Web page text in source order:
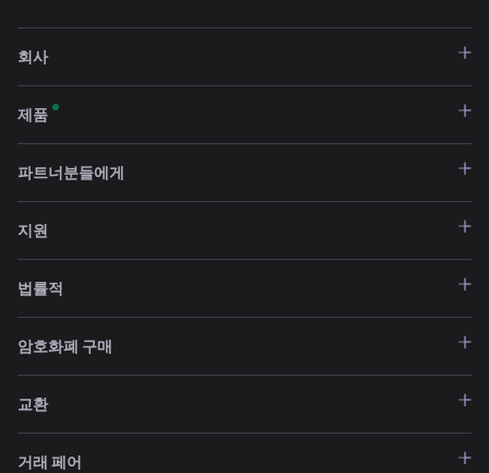
회사
제품
파트너분들에게
지원
법률적
암호화폐 구매
교환
거래 페어